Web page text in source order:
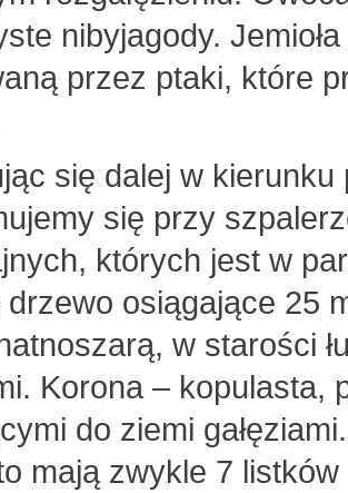
nibyjagody.
przez ptaki, które
się dalej w kierunku
się przy
których jest w
drzewo osiągające 25
w starości
Korona – kopulasta,
do ziemi
mają zwykle 7